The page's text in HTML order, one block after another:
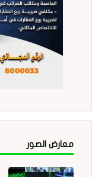
معارض الصور